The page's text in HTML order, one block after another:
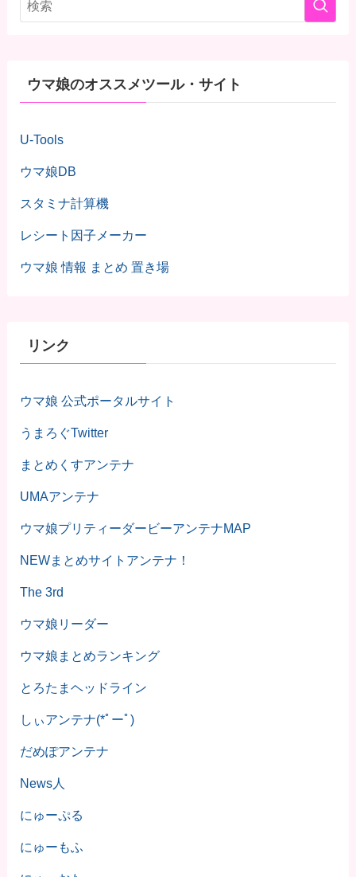
ウマ娘のオススメツール・サイト
U-Tools
ウマ娘DB
スタミナ計算機
レシート因子メーカー
ウマ娘 情報 まとめ 置き場
リンク
ウマ娘 公式ポータルサイト
うまろぐTwitter
まとめくすアンテナ
UMAアンテナ
ウマ娘プリティーダービーアンテナMAP
NEWまとめサイトアンテナ！
The 3rd
ウマ娘リーダー
ウマ娘まとめランキング
とろたまヘッドライン
しぃアンテナ(*ﾟーﾟ)
だめぽアンテナ
News人
にゅーぷる
にゅーもふ